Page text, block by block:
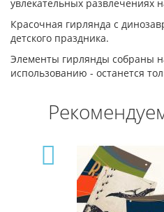
увлекательных развлечениях
Красочная гирлянда с
детского праздника.
Элементы гирлянды собраны
использованию - останется